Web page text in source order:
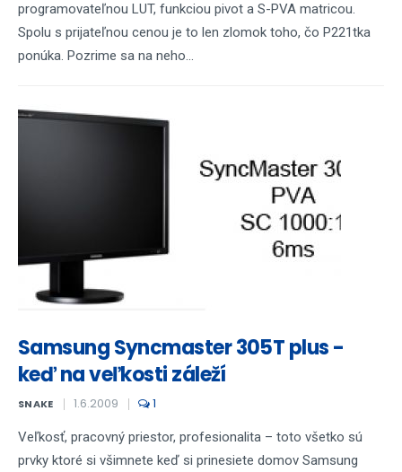
programovateľnou LUT, funkciou pivot a S-PVA matricou.
Spolu s prijateľnou cenou je to len zlomok toho, čo P221tka
ponúka. Pozrime sa na neho...
Samsung Syncmaster 305T plus -
keď na veľkosti záleží
SNAKE 1.6.2009 1
Veľkosť, pracovný priestor, profesionalita – toto všetko sú
prvky ktoré si všimnete keď si prinesiete domov Samsung